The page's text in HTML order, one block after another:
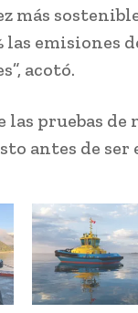
más
emisiones
acotó.
las pruebas
antes de ser